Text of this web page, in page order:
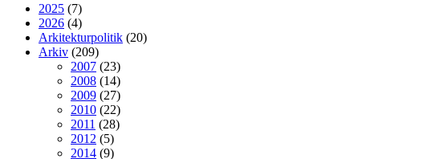
2025 (7)
2026 (4)
Arkitekturpolitik (20)
Arkiv (209)
2007 (23)
2008 (14)
2009 (27)
2010 (22)
2011 (28)
2012 (5)
2014 (9)